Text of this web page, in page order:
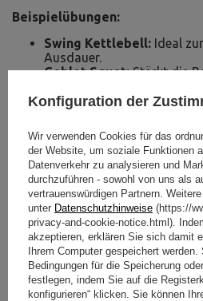
Beispielübungen:
Swing Kettlebell: Ideal
Ausdauer.
Goblet Squat:Stärkt die
Kettlebell Press:
Konfiguration der
Wir verwenden Cookies für das
der Website, um soziale Funktionen
Datenverkehr zu analysieren und
durchzuführen - sowohl von uns als
vertrauenswürdigen Partnern.
unter Datenschutzhinweise (https://
privacy-and-cookie-notice.html).
akzeptieren, erklären Sie sich damit
Ihrem Computer gespeichert
Bedingungen für die Speicherung
festlegen, indem Sie auf die
konfigurieren“ klicken. Sie können